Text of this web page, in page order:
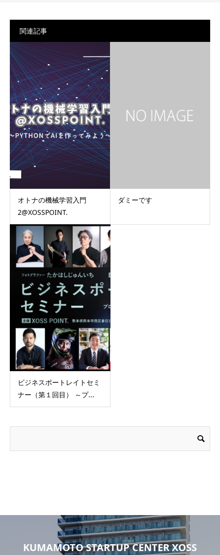
関連記事
オトナの機械学習入門
2@XOSSPOINT.
ダミーです
ビジネスポートレイトセミ
ナー（第１回目） ～プ...
KUMAMOTO STARTUP CENTER XOSS